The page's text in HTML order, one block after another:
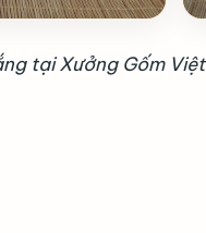
tại Xưởng Gốm Việt